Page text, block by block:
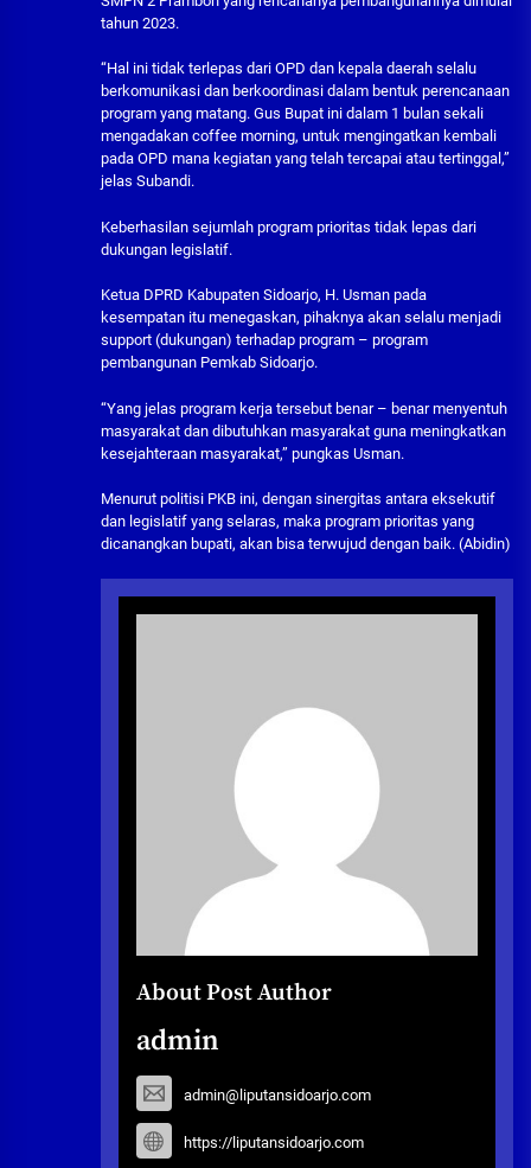
tahun 2023.
“Hal ini tidak terlepas dari OPD dan kepala daerah selalu
berkomunikasi dan berkoordinasi dalam bentuk perencanaan
program yang matang. Gus Bupat ini dalam 1 bulan sekali
mengadakan coffee morning, untuk mengingatkan kembali
pada OPD mana kegiatan yang telah tercapai atau tertinggal,”
jelas Subandi.
Keberhasilan sejumlah program prioritas tidak lepas dari
dukungan legislatif.
Ketua DPRD Kabupaten Sidoarjo, H. Usman pada
kesempatan itu menegaskan, pihaknya akan selalu menjadi
support (dukungan) terhadap program – program
pembangunan Pemkab Sidoarjo.
“Yang jelas program kerja tersebut benar – benar menyentuh
masyarakat dan dibutuhkan masyarakat guna meningkatkan
kesejahteraan masyarakat,” pungkas Usman.
Menurut politisi PKB ini, dengan sinergitas antara eksekutif
dan legislatif yang selaras, maka program prioritas yang
dicanangkan bupati, akan bisa terwujud dengan baik. (Abidin)
About Post Author
admin
admin@liputansidoarjo.com
https://liputansidoarjo.com